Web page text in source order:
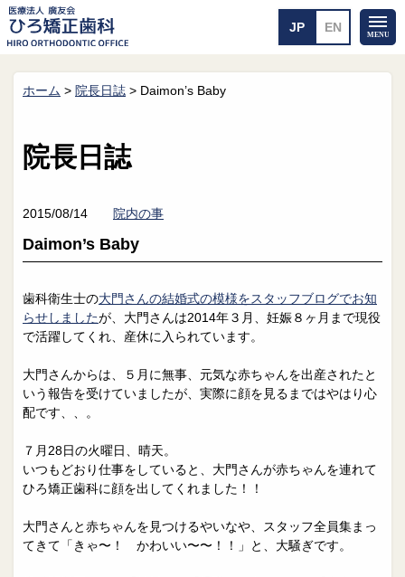
ホーム
院長紹介
メール送信 相談室
求人
院長日誌 治療相談
スタッフブログ
MAILはこちら
ホーム > 院長日誌 > Daimon’s Baby
院長日誌
2015/08/14 院内の事
Daimon’s Baby
歯科衛生士の大門さんの結婚式の模様をスタッフブログでお知
らせしましたが、大門さんは2014年３月、妊娠８ヶ月まで現役
で活躍してくれ、産休に入られています。
大門さんからは、５月に無事、元気な赤ちゃんを出産されたと
いう報告を受けていましたが、実際に顔を見るまではやはり心
配です、、。
７月28日の火曜日、晴天。
いつもどおり仕事をしていると、大門さんが赤ちゃんを連れて
ひろ矯正歯科に顔を出してくれました！！
大門さんと赤ちゃんを見つけるやいなや、スタッフ全員集まっ
てきて「きゃ〜！ かわいい〜〜！！」と、大騒ぎです。